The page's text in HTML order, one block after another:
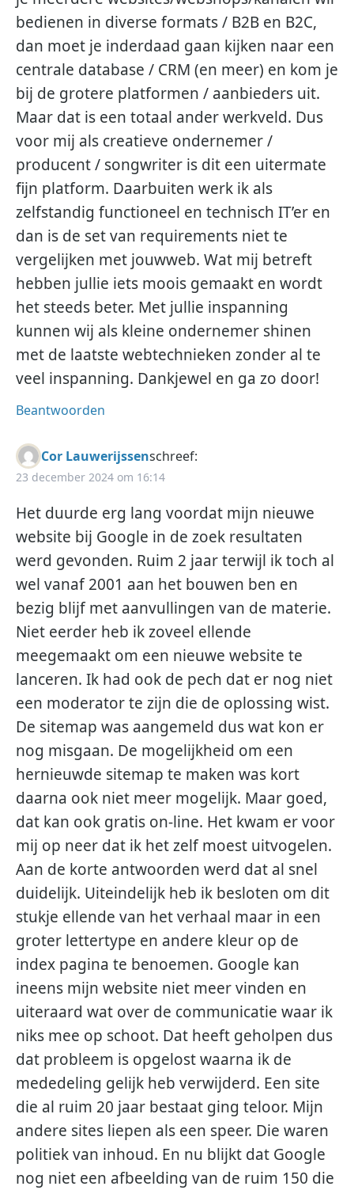
bedienen in diverse formats / B2B en B2C,
dan moet je inderdaad gaan kijken naar een
centrale database / CRM (en meer) en kom je
bij de grotere platformen / aanbieders uit.
Maar dat is een totaal ander werkveld. Dus
voor mij als creatieve ondernemer /
producent / songwriter is dit een uitermate
fijn platform. Daarbuiten werk ik als
zelfstandig functioneel en technisch IT’er en
dan is de set van requirements niet te
vergelijken met jouwweb. Wat mij betreft
hebben jullie iets moois gemaakt en wordt
het steeds beter. Met jullie inspanning
kunnen wij als kleine ondernemer shinen
met de laatste webtechnieken zonder al te
veel inspanning. Dankjewel en ga zo door!
Beantwoorden
Cor Lauwerijssenschreef:
23 december 2024 om 16:14
Het duurde erg lang voordat mijn nieuwe
website bij Google in de zoek resultaten
werd gevonden. Ruim 2 jaar terwijl ik toch al
wel vanaf 2001 aan het bouwen ben en
bezig blijf met aanvullingen van de materie.
Niet eerder heb ik zoveel ellende
meegemaakt om een nieuwe website te
lanceren. Ik had ook de pech dat er nog niet
een moderator te zijn die de oplossing wist.
De sitemap was aangemeld dus wat kon er
nog misgaan. De mogelijkheid om een
hernieuwde sitemap te maken was kort
daarna ook niet meer mogelijk. Maar goed,
dat kan ook gratis on-line. Het kwam er voor
mij op neer dat ik het zelf moest uitvogelen.
Aan de korte antwoorden werd dat al snel
duidelijk. Uiteindelijk heb ik besloten om dit
stukje ellende van het verhaal maar in een
groter lettertype en andere kleur op de
index pagina te benoemen. Google kan
ineens mijn website niet meer vinden en
uiteraard wat over de communicatie waar ik
niks mee op schoot. Dat heeft geholpen dus
dat probleem is opgelost waarna ik de
mededeling gelijk heb verwijderd. Een site
die al ruim 20 jaar bestaat ging teloor. Mijn
andere sites liepen als een speer. Die waren
politiek van inhoud. En nu blijkt dat Google
nog niet een afbeelding van de ruim 150 die